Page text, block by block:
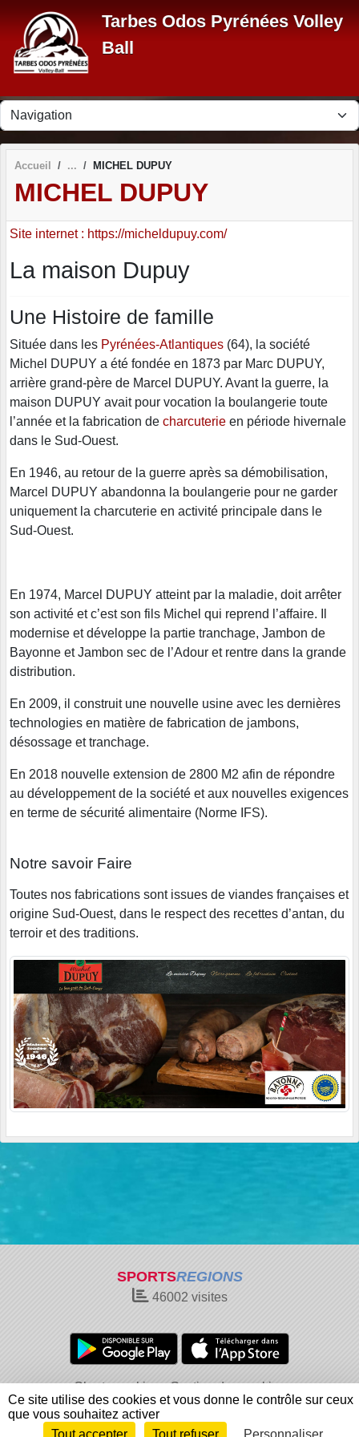
Tarbes Odos Pyrénées Volley
Ball
Accueil MICHEL DUPUY
MICHEL DUPUY
Site internet : https://micheldupuy.com/
La maison Dupuy
Une Histoire de famille
Située dans les Pyrénées-Atlantiques (64), la société
Michel DUPUY a été fondée en 1873 par Marc DUPUY,
arrière grand-père de Marcel DUPUY. Avant la guerre, la
maison DUPUY avait pour vocation la boulangerie toute
l’année et la fabrication de charcuterie en période hivernale
dans le Sud-Ouest.
En 1946, au retour de la guerre après sa démobilisation,
Marcel DUPUY abandonna la boulangerie pour ne garder
uniquement la charcuterie en activité principale dans le
Sud-Ouest.
En 1974, Marcel DUPUY atteint par la maladie, doit arrêter
son activité et c’est son fils Michel qui reprend l’affaire. Il
modernise et développe la partie tranchage, Jambon de
Bayonne et Jambon sec de l’Adour et rentre dans la grande
distribution.
En 2009, il construit une nouvelle usine avec les dernières
technologies en matière de fabrication de jambons,
désossage et tranchage.
En 2018 nouvelle extension de 2800 M2 afin de répondre
au développement de la société et aux nouvelles exigences
en terme de sécurité alimentaire (Norme IFS).
Notre savoir Faire
Toutes nos fabrications sont issues de viandes françaises et
origine Sud-Ouest, dans le respect des recettes d’antan, du
terroir et des traditions.
SPORTSREGIONS
46002 visites
Charte cookies
Gestion des cookies
Informations légales
Signaler un contenu inapproprié
Panneau de gestion des cookies
Ce site utilise des cookies et vous donne le contrôle sur ceux
que vous souhaitez activer
Tout accepter
Tout refuser Personnaliser